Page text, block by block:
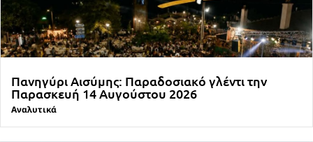
Πανηγύρι Αισύμης: Παραδοσιακό γλέντι την
Παρασκευή 14 Αυγούστου 2026
Αναλυτικά